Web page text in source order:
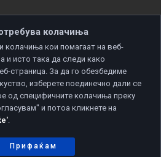
by
| Политика за колачиња
колачиња
колачиња кои помагаат на веб-
и исто така да следи како
страница. За да го обезбедиме
изберете поединечно дали се
од специфичните колачиња преку
и потоа кликнете на
.
Прифаќам